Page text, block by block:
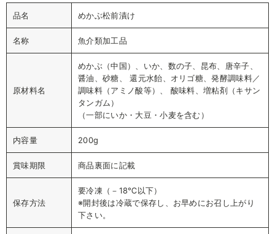
品名 めかぶ松前漬け
名称 魚介類加工品
原材料名
めかぶ（中国）、いか、数の子、昆布、唐辛子、
醤油、砂糖、 還元水飴、オリゴ糖、発酵調味料／
調味料（アミノ酸等）、 酸味料、増粘剤（キサン
タンガム）
（一部にいか・大豆・小麦を含む）
内容量 200g
賞味期限 商品裏面に記載
保存方法
要冷凍（－18℃以下）
※開封後は冷蔵で保存し、お早めにお召し上がり
下さい。